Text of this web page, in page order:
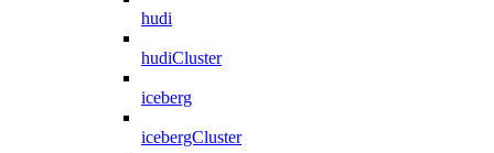
hudi
hudiCluster
iceberg
icebergCluster